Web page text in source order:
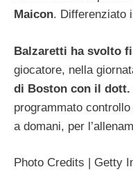
Maicon. Differenziato
Balzaretti ha svolto
giocatore, nella
di Boston con il
programmato
a domani, per
Photo Credits | Getty